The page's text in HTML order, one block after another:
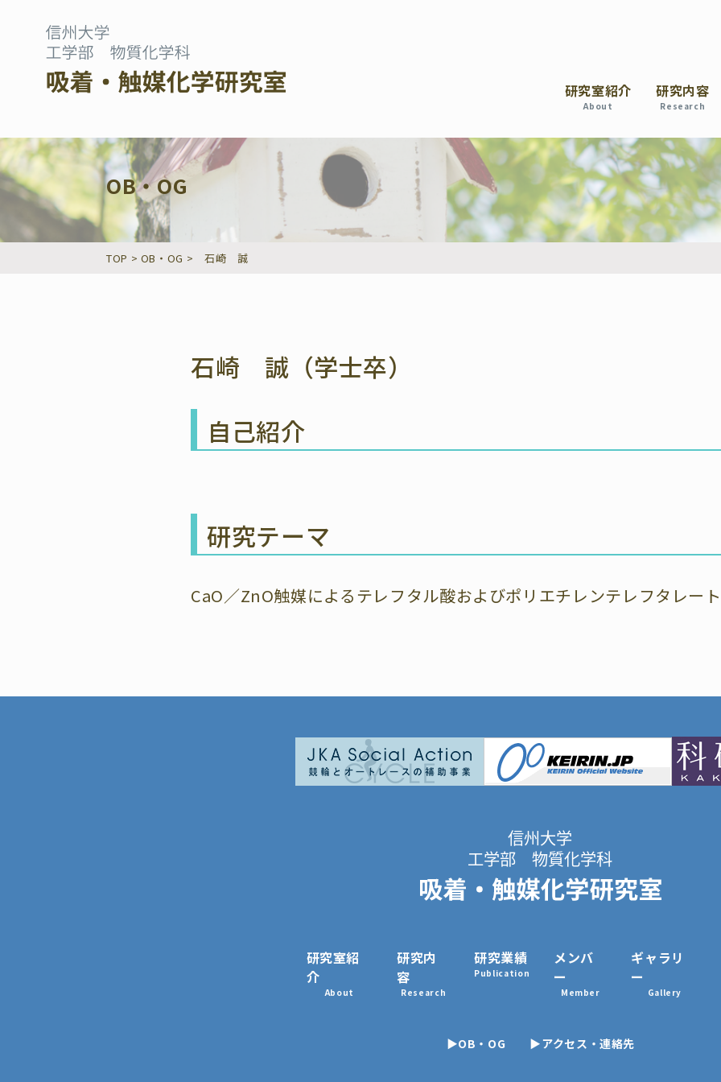
研究室紹介
About
研究内容
Research
OB・OG
TOP > OB・OG > 石崎 誠
石崎 誠（学士卒）
自己紹介
研究テーマ
CaO／ZnO触媒によるテレフタル酸およびポリエチレンテレフタレー
研究室紹
介
About
研究内
容
Research
研究業績
Publication
メンバ
ー
Member
ギャラリ
ー
Gallery
▶OB・OG ▶アクセス・連絡先